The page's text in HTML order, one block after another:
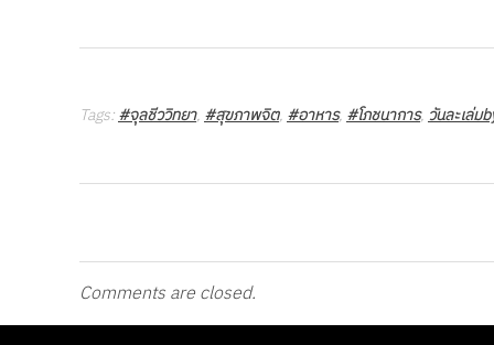
Tags:#จุลชีววิทยา,#สุขภาพจิต,#อาหาร,#โภชนาการ,วันละเล่ม
Comments are closed.